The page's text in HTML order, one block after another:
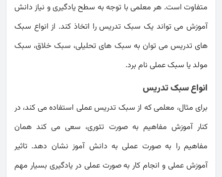
متفاوت است. هر معلمی با توجه به سطح یادگیری و نیاز دانش
آموزش می تواند یک سبک تدریس را اتخاذ کند. از انواع سبک
های تدریس می توان به سبک های تحلیلی، سبک خلاق، سبک
مولد یا سبک عملی نام برد.
انواع سبک تدریس
برای مثال، معلمی که از سبک تدریس عملی استفاده می کند، در
کنار آموزش مفاهیم به صورت تئوری، سعی می کند همان
مفاهیم را به صورت عملی به دانش آموز نشان دهد. تاثیر
آموزش عملی و انجام کار به صورت عملی در یادگیری بسیار مهم